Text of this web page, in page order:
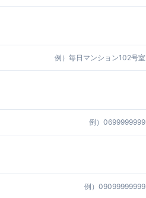
例） 毎日マンション102号室
例） 0699999999
例） 09099999999